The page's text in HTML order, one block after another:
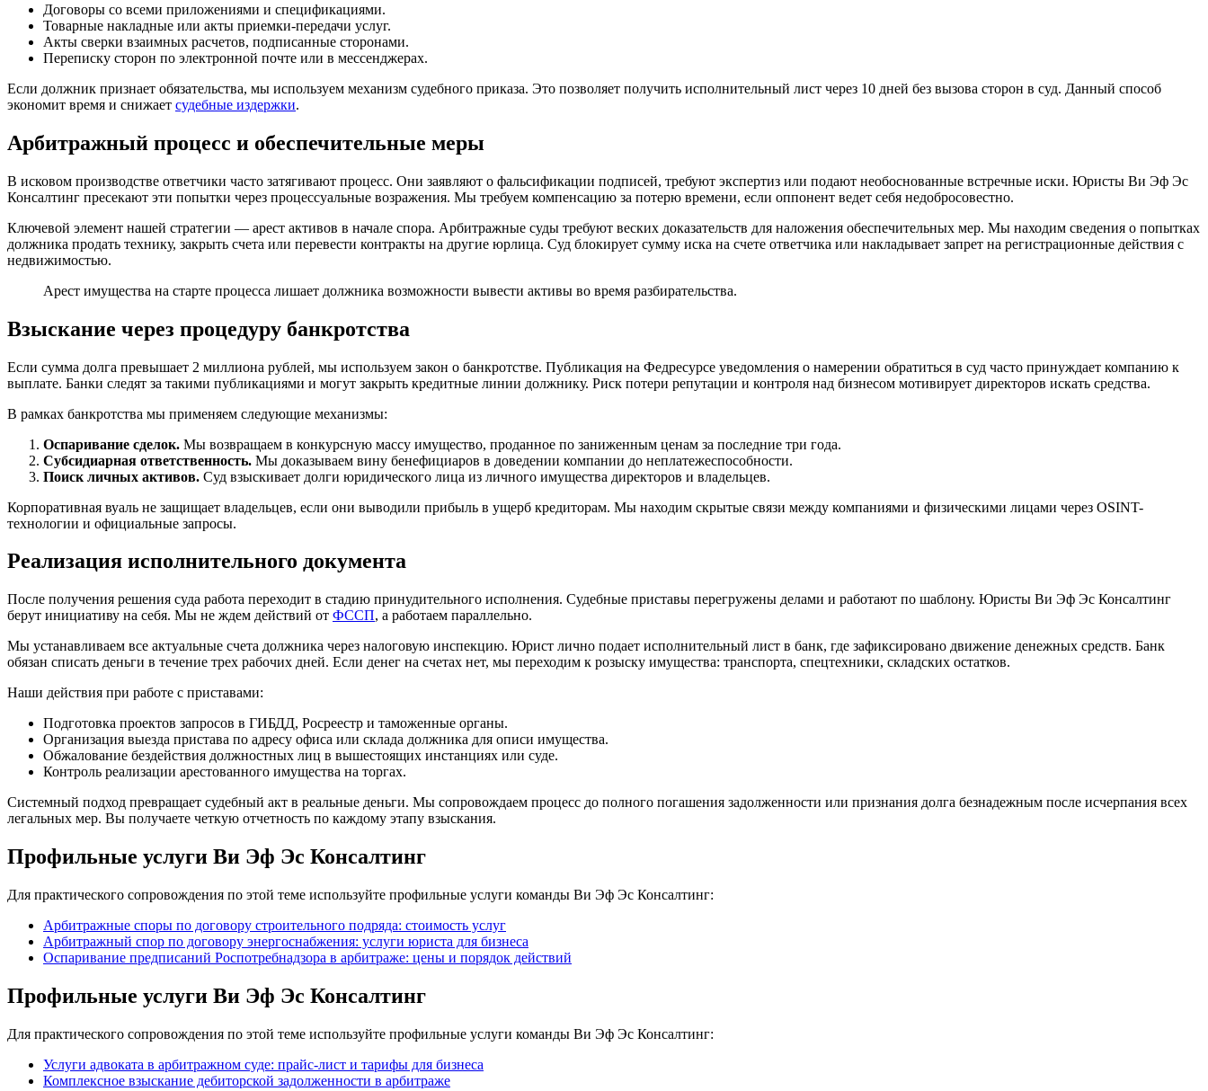
Договоры со всеми приложениями и спецификациями.
Товарные накладные или акты приемки-передачи услуг.
Акты сверки взаимных расчетов, подписанные сторонами.
Переписку сторон по электронной почте или в мессенджерах.
Если должник признает обязательства, мы используем механизм судебного приказа. Это позволяет получить исполнительный лист через 10 дней без вызова сторон в суд. Данный способ
экономит время и снижает судебные издержки.
Арбитражный процесс и обеспечительные меры
В исковом производстве ответчики часто затягивают процесс. Они заявляют о фальсификации подписей, требуют экспертиз или подают необоснованные встречные иски. Юристы Ви Эф Эс
Консалтинг пресекают эти попытки через процессуальные возражения. Мы требуем компенсацию за потерю времени, если оппонент ведет себя недобросовестно.
Ключевой элемент нашей стратегии — арест активов в начале спора. Арбитражные суды требуют веских доказательств для наложения обеспечительных мер. Мы находим сведения о попытках
должника продать технику, закрыть счета или перевести контракты на другие юрлица. Суд блокирует сумму иска на счете ответчика или накладывает запрет на регистрационные действия с
недвижимостью.
Арест имущества на старте процесса лишает должника возможности вывести активы во время разбирательства.
Взыскание через процедуру банкротства
Если сумма долга превышает 2 миллиона рублей, мы используем закон о банкротстве. Публикация на Федресурсе уведомления о намерении обратиться в суд часто принуждает компанию к
выплате. Банки следят за такими публикациями и могут закрыть кредитные линии должнику. Риск потери репутации и контроля над бизнесом мотивирует директоров искать средства.
В рамках банкротства мы применяем следующие механизмы:
Оспаривание сделок. Мы возвращаем в конкурсную массу имущество, проданное по заниженным ценам за последние три года.
Субсидиарная ответственность. Мы доказываем вину бенефициаров в доведении компании до неплатежеспособности.
Поиск личных активов. Суд взыскивает долги юридического лица из личного имущества директоров и владельцев.
Корпоративная вуаль не защищает владельцев, если они выводили прибыль в ущерб кредиторам. Мы находим скрытые связи между компаниями и физическими лицами через OSINT-
технологии и официальные запросы.
Реализация исполнительного документа
После получения решения суда работа переходит в стадию принудительного исполнения. Судебные приставы перегружены делами и работают по шаблону. Юристы Ви Эф Эс Консалтинг
берут инициативу на себя. Мы не ждем действий от ФССП, а работаем параллельно.
Мы устанавливаем все актуальные счета должника через налоговую инспекцию. Юрист лично подает исполнительный лист в банк, где зафиксировано движение денежных средств. Банк
обязан списать деньги в течение трех рабочих дней. Если денег на счетах нет, мы переходим к розыску имущества: транспорта, спецтехники, складских остатков.
Наши действия при работе с приставами:
Подготовка проектов запросов в ГИБДД, Росреестр и таможенные органы.
Организация выезда пристава по адресу офиса или склада должника для описи имущества.
Обжалование бездействия должностных лиц в вышестоящих инстанциях или суде.
Контроль реализации арестованного имущества на торгах.
Системный подход превращает судебный акт в реальные деньги. Мы сопровождаем процесс до полного погашения задолженности или признания долга безнадежным после исчерпания всех
легальных мер. Вы получаете четкую отчетность по каждому этапу взыскания.
Профильные услуги Ви Эф Эс Консалтинг
Для практического сопровождения по этой теме используйте профильные услуги команды Ви Эф Эс Консалтинг:
Арбитражные споры по договору строительного подряда: стоимость услуг
Арбитражный спор по договору энергоснабжения: услуги юриста для бизнеса
Оспаривание предписаний Роспотребнадзора в арбитраже: цены и порядок действий
Профильные услуги Ви Эф Эс Консалтинг
Для практического сопровождения по этой теме используйте профильные услуги команды Ви Эф Эс Консалтинг:
Услуги адвоката в арбитражном суде: прайс-лист и тарифы для бизнеса
Комплексное взыскание дебиторской задолженности в арбитраже